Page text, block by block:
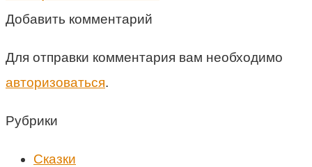
Добавить комментарий
Для отправки комментария вам необходимо
авторизоваться.
Рубрики
Cказки